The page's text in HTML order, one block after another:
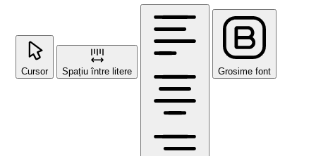
Cursor Spațiu între litere Grosime font